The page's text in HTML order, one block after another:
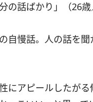
の話ばかり」（26歳
自慢話。人の話を
にアピールしたが